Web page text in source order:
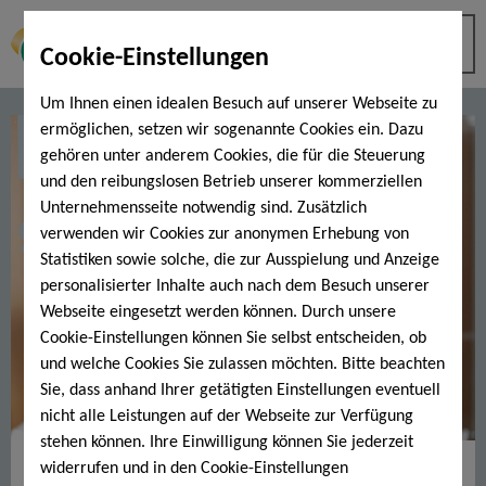
Cookie-Einstellungen
Um Ihnen einen idealen Besuch auf unserer Webseite zu
ermöglichen, setzen wir sogenannte Cookies ein. Dazu
gehören unter anderem Cookies, die für die Steuerung
und den reibungslosen Betrieb unserer kommerziellen
Unternehmensseite notwendig sind. Zusätzlich
verwenden wir Cookies zur anonymen Erhebung von
Statistiken sowie solche, die zur Ausspielung und Anzeige
personalisierter Inhalte auch nach dem Besuch unserer
Webseite eingesetzt werden können. Durch unsere
Cookie-Einstellungen können Sie selbst entscheiden, ob
und welche Cookies Sie zulassen möchten. Bitte beachten
Sie, dass anhand Ihrer getätigten Einstellungen eventuell
nicht alle Leistungen auf der Webseite zur Verfügung
stehen können. Ihre Einwilligung können Sie jederzeit
widerrufen und in den Cookie-Einstellungen
Jetzt Termin vereinbaren: